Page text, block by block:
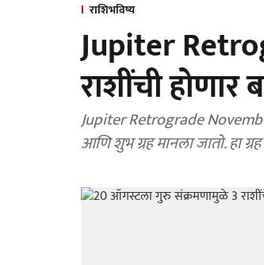
राशिभविष्य
Jupiter
राशींची
Jupiter Retrograde
आणि शुभ ग्रह मानला जातो. हा